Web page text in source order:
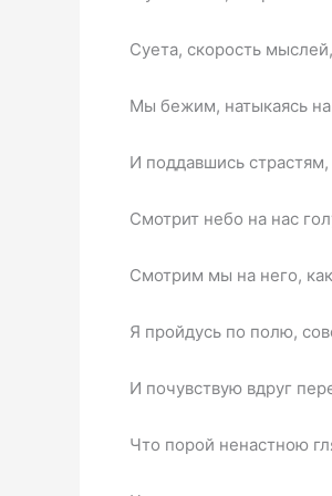
Суета, скорость
Мы бежим, натыкаясь на
И поддавшись
Смотрит небо на нас
Смотрим мы на него,
Я пройдусь по полю,
И почувствую вдруг
Что порой ненастною